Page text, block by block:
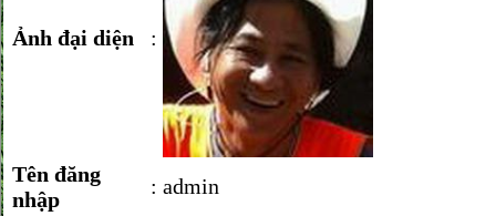
Ảnh đại diện :
Tên đăng
nhập
: admin